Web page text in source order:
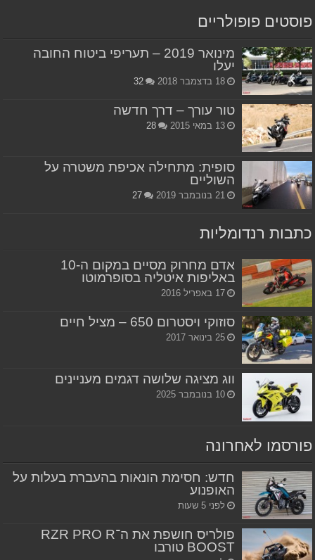
פוסטים פופולריים
מינואר 2019 – תעריפי ביטוח החובה
יעלו
18 בדצמבר 2018 32
טור עורך – דרך חדשה
13 במאי 2015 28
סופית: מתחילה אכיפת משטרה על
השוליים
21 בנובמבר 2019 27
כתבות רנדומליות
אדם מחרוק מסיים במקום ה-10
באליפות איטליה בסופרמוטו
17 באפריל 2016
סוזוקי ויסטרום 650 – מציל חיים
25 בינואר 2017
ווג מציגה שלושה דגמים מעניינים
10 בנובמבר 2025
פורסמו לאחרונה
חדש: חסימת הונאות בהעברת בעלות על
האופנוע
לפני 5 שעות
פולריס חושפת את ה־RZR PRO R
BOOST טורבו